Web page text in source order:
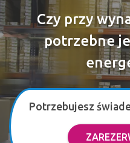
Czy przy
potrzebne
Potrzebujesz